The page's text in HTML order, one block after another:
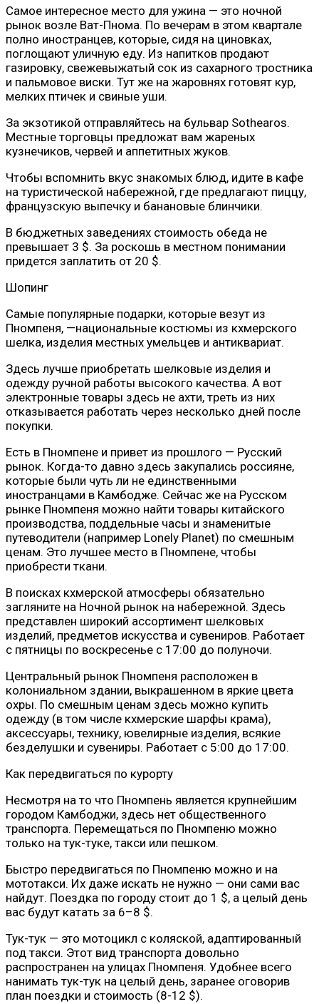
Самое интересное место для ужина — это ночной
рынок возле Ват-Пнома. По вечерам в этом квартале
полно иностранцев, которые, сидя на циновках,
поглощают уличную еду. Из напитков продают
газировку, свежевыжатый сок из сахарного тростника
и пальмовое виски. Тут же на жаровнях готовят кур,
мелких птичек и свиные уши.
За экзотикой отправляйтесь на бульвар Sothearos.
Местные торговцы предложат вам жареных
кузнечиков, червей и аппетитных жуков.
Чтобы вспомнить вкус знакомых блюд, идите в кафе
на туристической набережной, где предлагают пиццу,
французскую выпечку и банановые блинчики.
В бюджетных заведениях стоимость обеда не
превышает 3 $. За роскошь в местном понимании
придется заплатить от 20 $.
Шопинг
Самые популярные подарки, которые везут из
Пномпеня, —национальные костюмы из кхмерского
шелка, изделия местных умельцев и антиквариат.
Здесь лучше приобретать шелковые изделия и
одежду ручной работы высокого качества. А вот
электронные товары здесь не ахти, треть из них
отказывается работать через несколько дней после
покупки.
Есть в Пномпене и привет из прошлого — Русский
рынок. Когда-то давно здесь закупались россияне,
которые были чуть ли не единственными
иностранцами в Камбодже. Сейчас же на Русском
рынке Пномпеня можно найти товары китайского
производства, поддельные часы и знаменитые
путеводители (например Lonely Planet) по смешным
ценам. Это лучшее место в Пномпене, чтобы
приобрести ткани.
В поисках кхмерской атмосферы обязательно
загляните на Ночной рынок на набережной. Здесь
представлен широкий ассортимент шелковых
изделий, предметов искусства и сувениров. Работает
с пятницы по воскресенье с 17:00 до полуночи.
Центральный рынок Пномпеня расположен в
колониальном здании, выкрашенном в яркие цвета
охры. По смешным ценам здесь можно купить
одежду (в том числе кхмерские шарфы крама),
аксессуары, технику, ювелирные изделия, всякие
безделушки и сувениры. Работает с 5:00 до 17:00.
Как передвигаться по курорту
Несмотря на то что Пномпень является крупнейшим
городом Камбоджи, здесь нет общественного
транспорта. Перемещаться по Пномпеню можно
только на тук-туке, такси или пешком.
Быстро передвигаться по Пномпеню можно и на
мототакси. Их даже искать не нужно — они сами вас
найдут. Поездка по городу стоит до 1 $, а целый день
вас будут катать за 6–8 $.
Тук-тук — это мотоцикл с коляской, адаптированный
под такси. Этот вид транспорта довольно
распространен на улицах Пномпеня. Удобнее всего
нанимать тук-тук на целый день, заранее оговорив
план поездки и стоимость (8-12 $).